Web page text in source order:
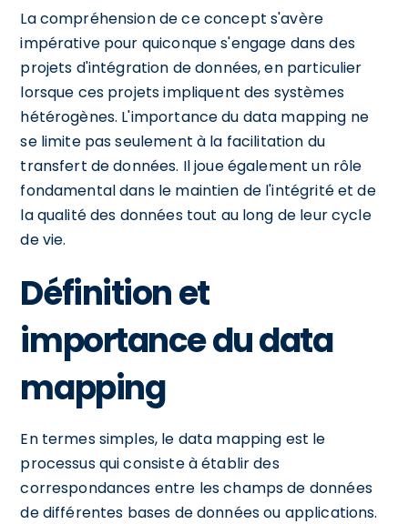
La compréhension de ce concept s'avère
impérative pour quiconque s'engage dans des
projets d'intégration de données, en particulier
lorsque ces projets impliquent des systèmes
hétérogènes. L'importance du data mapping ne
se limite pas seulement à la facilitation du
transfert de données. Il joue également un rôle
fondamental dans le maintien de l'intégrité et de
la qualité des données tout au long de leur cycle
de vie.
Définition et
importance du data
mapping
En termes simples, le data mapping est le
processus qui consiste à établir des
correspondances entre les champs de données
de différentes bases de données ou applications.